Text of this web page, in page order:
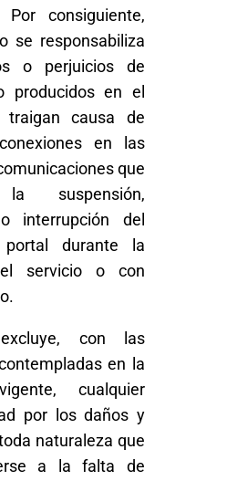
Por consiguiente,
se responsabiliza
o perjuicios de
producidos en el
traigan causa de
en las
que
la suspensión,
interrupción del
durante la
servicio o con
con las
en la
cualquier
por los daños y
naturaleza que
a la falta de